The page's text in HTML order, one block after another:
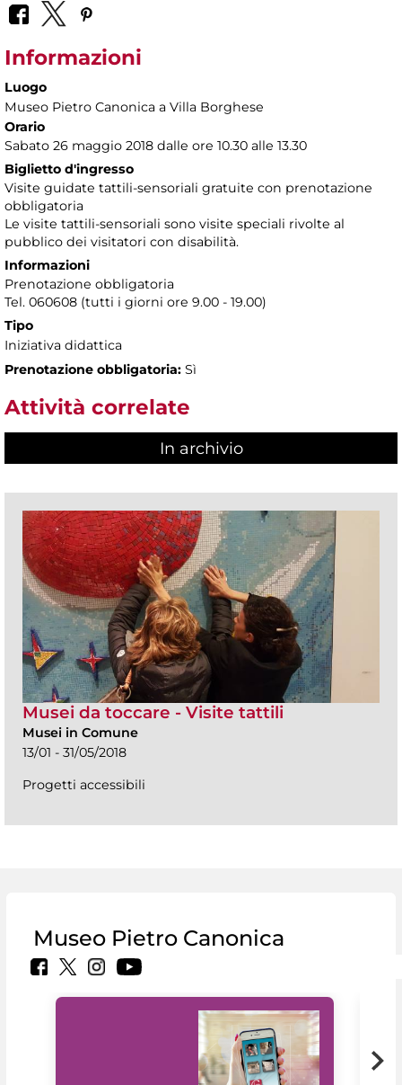
Informazioni
Luogo
Museo Pietro Canonica a Villa Borghese
Orario
Sabato 26 maggio 2018 dalle ore 10.30 alle 13.30
Biglietto d'ingresso
Visite guidate tattili-sensoriali gratuite con prenotazione
obbligatoria
Le visite tattili-sensoriali sono visite speciali rivolte al
pubblico dei visitatori con disabilità.
Informazioni
Prenotazione obbligatoria
Tel. 060608 (tutti i giorni ore 9.00 - 19.00)
Tipo
Iniziativa didattica
Prenotazione obbligatoria: Sì
Attività correlate
In archivio
Musei da toccare - Visite tattili
Musei in Comune
13/01 - 31/05/2018
Progetti accessibili
Museo Pietro Canonica